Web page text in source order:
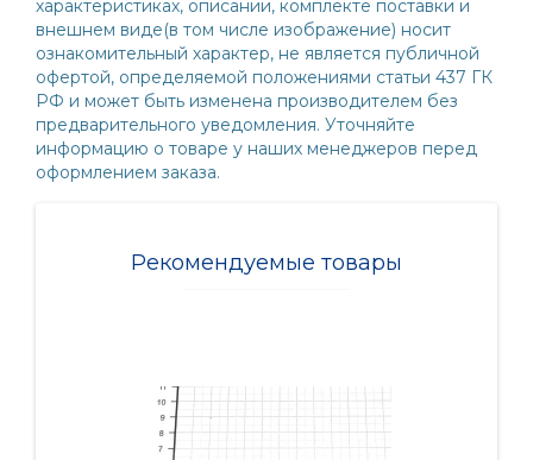
характеристиках, описании, комплекте поставки и
внешнем виде(в том числе изображение) носит
ознакомительный характер, не является публичной
офертой, определяемой положениями статьи 437 ГК
РФ и может быть изменена производителем без
предварительного уведомления. Уточняйте
информацию о товаре у наших менеджеров перед
оформлением заказа.
Рекомендуемые товары